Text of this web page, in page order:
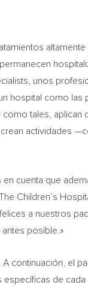
unos
hospital como las
como tales, aplican
actividades
cuenta que
Children’s
a nuestros
posible.»
continuación, el
de